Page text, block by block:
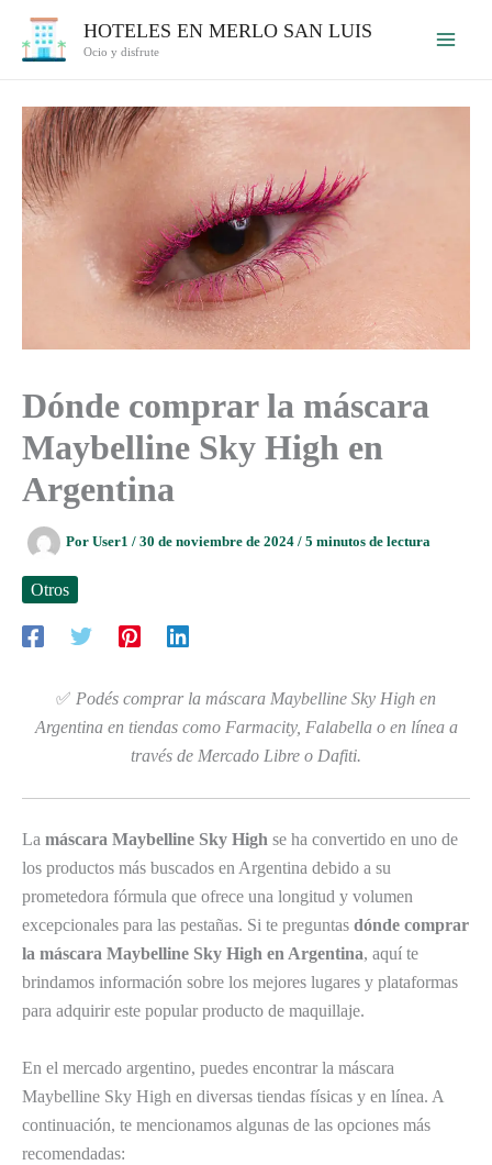
HOTELES EN MERLO SAN LUIS
Ocio y disfrute
Dónde comprar la máscara
Maybelline Sky High en
Argentina
Por User1 / 30 de noviembre de 2024 / 5 minutos de lectura
Otros
✅ Podés comprar la máscara Maybelline Sky High en
Argentina en tiendas como Farmacity, Falabella o en línea a
través de Mercado Libre o Dafiti.
La máscara Maybelline Sky High se ha convertido en uno de
los productos más buscados en Argentina debido a su
prometedora fórmula que ofrece una longitud y volumen
excepcionales para las pestañas. Si te preguntas dónde comprar
la máscara Maybelline Sky High en Argentina, aquí te
brindamos información sobre los mejores lugares y plataformas
para adquirir este popular producto de maquillaje.
En el mercado argentino, puedes encontrar la máscara
Maybelline Sky High en diversas tiendas físicas y en línea. A
continuación, te mencionamos algunas de las opciones más
recomendadas: